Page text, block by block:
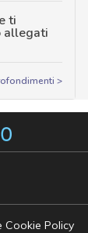
ti
allegati
>
Cookie Policy